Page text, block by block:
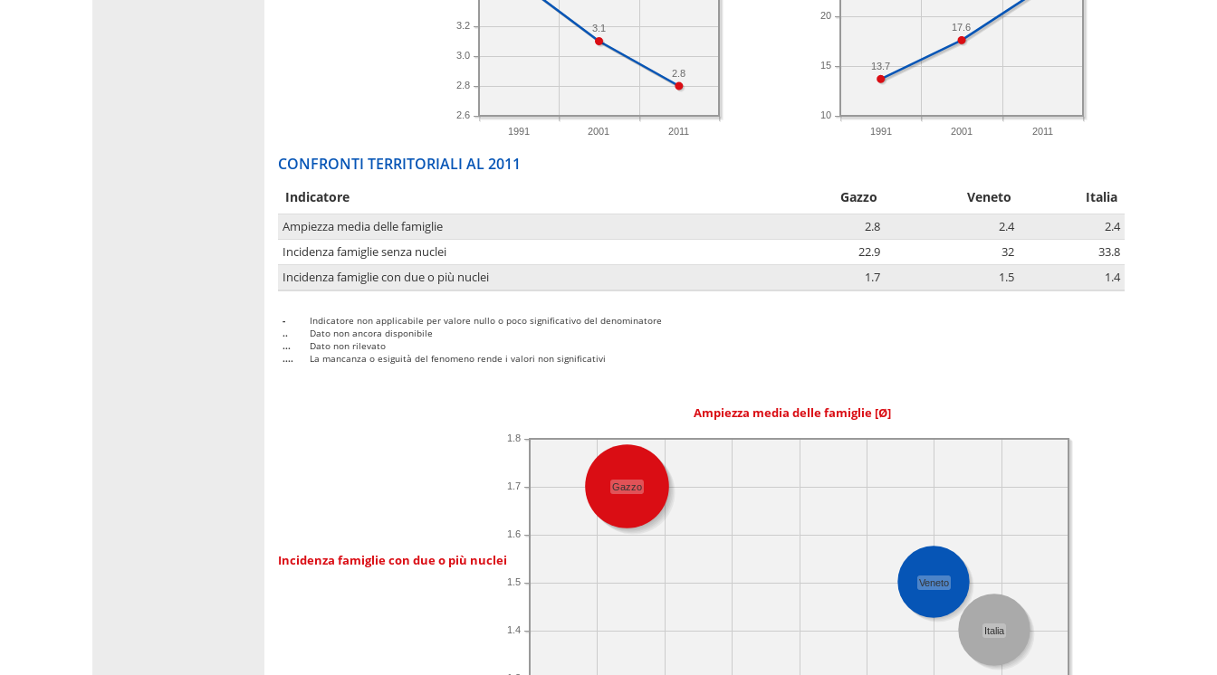
1991 2001 2011
2.6
2.8
3.0
3.2
2.8
3.1
1991 2001 2011
10
15
20
17.6
13.7
CONFRONTI TERRITORIALI AL 2011
Indicatore Gazzo Veneto Italia
Ampiezza media delle famiglie 2.8 2.4
2.4
Incidenza famiglie senza nuclei
22.9 32
33.8
Incidenza famiglie con due o più nuclei
1.7 1.5 1.4
-
Indicatore non applicabile per valore nullo o poco significativo del denominatore
..
Dato non ancora disponibile
...
Dato non rilevato
....
La mancanza o esiguità del fenomeno rende i valori non significativi
Ampiezza media delle famiglie [Ø]
Incidenza famiglie con due o più nuclei
1.4
1.5
1.6
1.7
1.8
Gazzo
Veneto
Italia